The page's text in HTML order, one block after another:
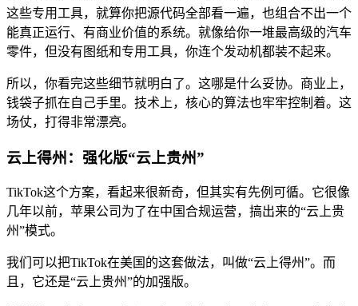
这些专用工具，就算你把源代码全部看一遍，也组合不出一个
能真正运行、有商业价值的系统。就像给你一堆最高级的汽车
零件，但没有图纸和专用工具，你连个发动机都装不起来。
所以，你看完这些细节就明白了。这哪是什么妥协。商业上，
钱袋子抓在自己手里。技术上，核心的算法也牢牢控制着。这
场仗，打得非常漂亮。
云上得州：强化版“云上贵州”
TikTok这个方案，看起来很新奇，但其实有先例可循。它很像
几年以前，苹果公司为了在中国合规运营，搞出来的“云上贵
州”模式。
我们可以把TikTok在美国的这套做法，叫做“云上得州”。而
且，它还是“云上贵州”的加强版。